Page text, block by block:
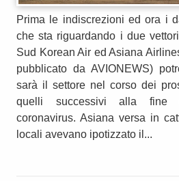
Prima le indiscrezioni ed ora i
che sta riguardando i due
Sud Korean Air ed Asiana
pubblicato da AVIONEWS)
sarà il settore nel corso dei
quelli successivi alla fine
coronavirus. Asiana versa in
locali avevano ipotizzato il...